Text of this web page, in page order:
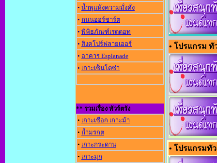
• น้ำพุแห้งความมั่งคั่ง
• ถนนออร์ชาร์ต
• พิพิธภัณฑ์เรดดอท
• สิงคโปร์ฟลายเออร์
• อาคาร Esplanade
• เกาะเซ็นโตซ่า
** รวมเรื่อง ทัวร์ตรัง
• เกาะเชือก เกาะม้า
• ถ้ำมรกต
• เกาะกระดาน
• เกาะมุก
• โปรแกรม ทั
• โปรแกรมทั